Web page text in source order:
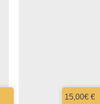
15,00€ €